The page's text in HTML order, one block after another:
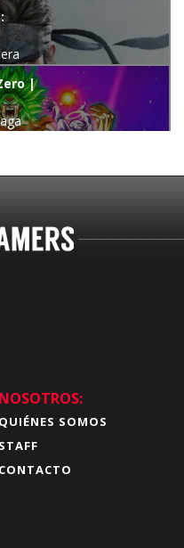
|
NOSOTROS:
QUIÉNES SOMOS
STAFF
CONTACTO